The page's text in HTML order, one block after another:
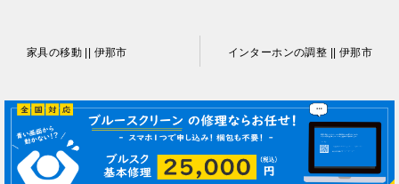
ナ
ビ
ゲ
家具の移動 || 伊那市 インターホンの調整 || 伊那市